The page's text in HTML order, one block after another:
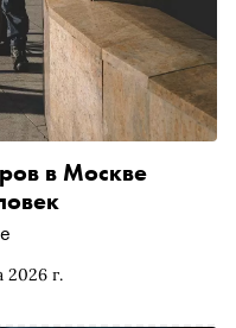
2026 г.
в Москве